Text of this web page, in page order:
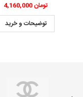
4,160,000 تومان
توضیحات و خرید